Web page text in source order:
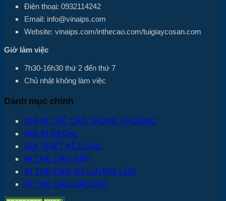
Điện thoại: 0932114242
Email: info@vinaips.com
Website: vinaips.com/inthecao.com/tuigiaycosan.com
Giờ làm việc
7h30-16h30 thứ 2 đến thứ 7
Chủ nhật không làm việc
Danh mục chính
GIÁ IN THẺ CÀO TRÚNG THƯỞNG
GIÁ IN DECAL
GIÁ THIẾT KẾ LOGO
IN THẺ CÀO GẤP
IN THẺ CÀO SỐ LƯỢNG LỚN
IN THẺ CÀO QRCODE